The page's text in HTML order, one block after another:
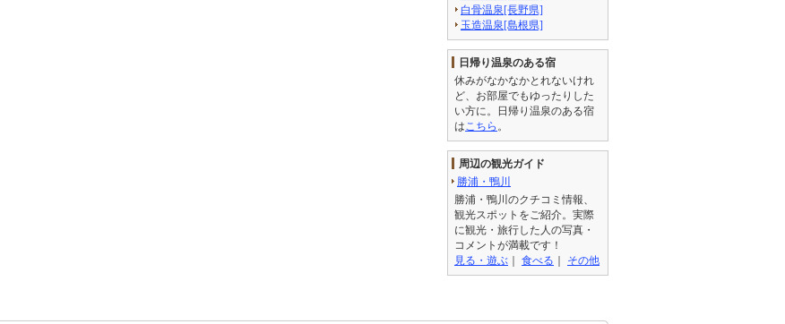
白骨温泉[長野県]
玉造温泉[島根県]
日帰り温泉のある宿
休みがなかなかとれないけれ
ど、お部屋でもゆったりした
い方に。日帰り温泉のある宿
は こちら 。
周辺の観光ガイド
勝浦・鴨川
勝浦・鴨川のクチコミ情報、
観光スポットをご紹介。実際
に観光・旅行した人の写真・
コメントが満載です！
見る・遊ぶ ｜ 食べる ｜ その他